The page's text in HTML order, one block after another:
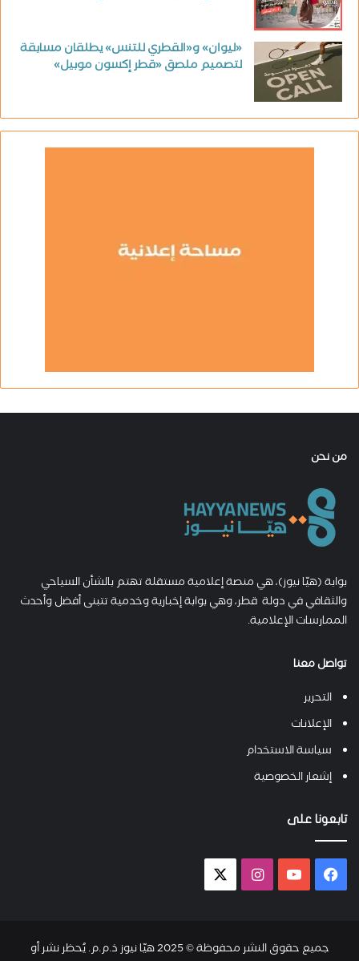
«ليوان» و«القطري للتنس» يطلقان مسابقة
لتصميم ملصق «قطر إكسون موبيل»
من نحن
بوابة (هيّا نيوز)، هي منصة إعلامية مستقلة تهتم بالشأن السياحي
والثقافي في دولة قطر، وهي بوابة إخبارية وخدمية تتبنى أفضل وأحدث
الممارسات الإعلامية.
تواصل معنا
التحرير
الإعلانات
سياسة الاستخدام
إشعار الخصوصية
تابعونا على
فيسبوك يوتيوب انستقرام
جميع حقوق النشر محفوظة © 2025 هيّا نيوز ذ.م.م. يُحظر نشر أو